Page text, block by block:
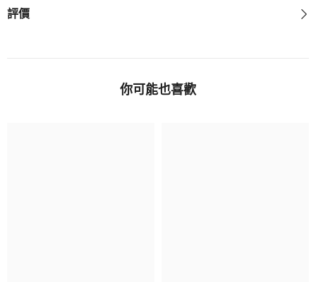
評價
你可能也喜歡